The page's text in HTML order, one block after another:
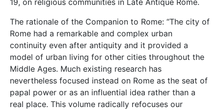
The rationale of the Companion to Rome: “The city of
Rome had a remarkable and complex urban
continuity even after antiquity and it provided a
model of urban living for other cities throughout the
Middle Ages. Much existing research has
nevertheless focused instead on Rome as the seat of
papal power or as an influential idea rather than a
real place. This volume radically refocuses our